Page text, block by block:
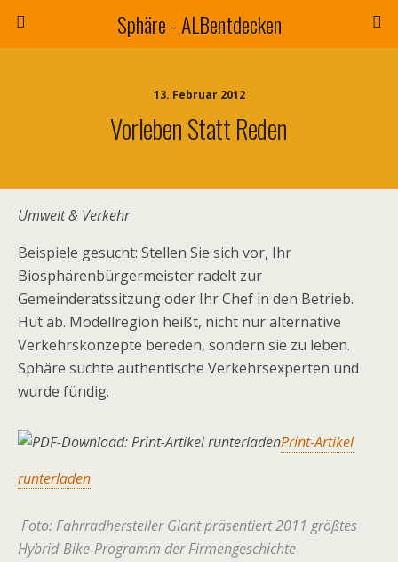
Sphäre - ALBentdecken
13. Februar 2012
Vorleben Statt Reden
Umwelt & Verkehr
Beispiele gesucht: Stellen Sie sich vor, Ihr
Biosphärenbürgermeister radelt zur
Gemeinderatssitzung oder Ihr Chef in den Betrieb.
Hut ab. Modellregion heißt, nicht nur alternative
Verkehrskonzepte bereden, sondern sie zu leben.
Sphäre suchte authentische Verkehrsexperten und
wurde fündig.
Print-Artikel
runterladen
Foto: Fahrradhersteller Giant präsentiert 2011 größtes
Hybrid-Bike-Programm der Firmengeschichte